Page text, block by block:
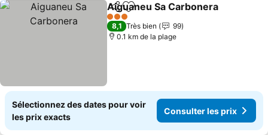
PartagerAjouter à mes favoris
Aiguaneu Sa Carbonera
3 Étoiles
8,1 Très bien
99
0.1 km de la plage
Sélectionnez des dates pour voir
les prix exacts
Consulter les prix